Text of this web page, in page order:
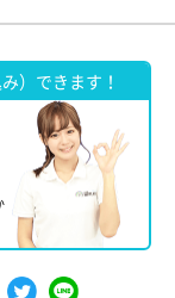
）できます！